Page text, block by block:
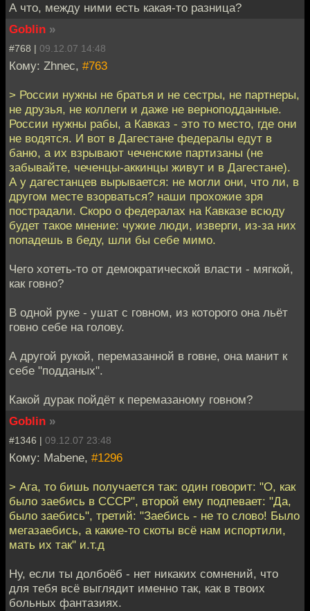
А что, между ними есть какая-то разница?
Goblin »
#768 | 09.12.07 14:48
Кому: Zhnec, #763
> России нужны не братья и не сестры, не партнеры,
не друзья, не коллеги и даже не верноподданные.
России нужны рабы, а Кавказ - это то место, где они
не водятся. И вот в Дагестане федералы едут в
баню, а их взрывают чеченские партизаны (не
забывайте, чеченцы-аккинцы живут и в Дагестане).
А у дагестанцев вырывается: не могли они, что ли, в
другом месте взорваться? наши прохожие зря
пострадали. Скоро о федералах на Кавказе всюду
будет такое мнение: чужие люди, изверги, из-за них
попадешь в беду, шли бы себе мимо.
Чего хотеть-то от демократической власти - мягкой,
как говно?
В одной руке - ушат с говном, из которого она льёт
говно себе на голову.
А другой рукой, перемазанной в говне, она манит к
себе "подданых".
Какой дурак пойдёт к перемазаному говном?
Goblin »
#1346 | 09.12.07 23:48
Кому: Mabene, #1296
> Ага, то бишь получается так: один говорит: "О, как
было заебись в СССР", второй ему подпевает: "Да,
было заебись", третий: "Заебись - не то слово! Было
мегазаебись, а какие-то скоты всё нам испортили,
мать их так" и.т.д
Ну, если ты долбоёб - нет никаких сомнений, что
для тебя всё выглядит именно так, как в твоих
больных фантазиях.